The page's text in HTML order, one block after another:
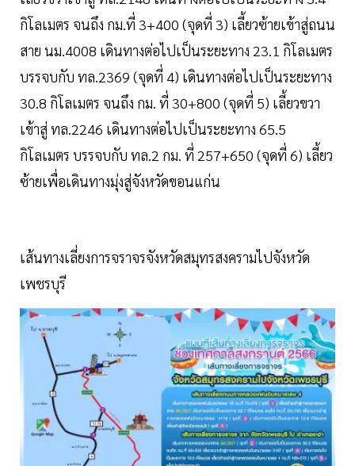
กิโลเมตร จนถึง กม.ที่ 3+400 (จุดที่ 3) เลี้ยวซ้ายเข้าสู่ถนน
สาย นม.4008 เดินทางต่อไปเป็นระยะทาง 23.1 กิโลเมตร
บรรจบกับ ทล.2369 (จุดที่ 4) เดินทางต่อไปเป็นระยะทาง
30.8 กิโลเมตร จนถึง กม. ที่ 30+800 (จุดที่ 5) เลี้ยวขวา
เข้าสู่ ทล.2246 เดินทางต่อไปเป็นระยะทาง 65.5
กิโลเมตร บรรจบกับ ทล.2 กม. ที่ 257+650 (จุดที่ 6) เลี้ยว
ซ้ายเพื่อเดินทางมุ่งสู่จังหวัดขอนแก่น
เส้นทางเลี่ยงการจราจรจังหวัดสมุทรสงครามไปจังหวัด
เพชรบุรี